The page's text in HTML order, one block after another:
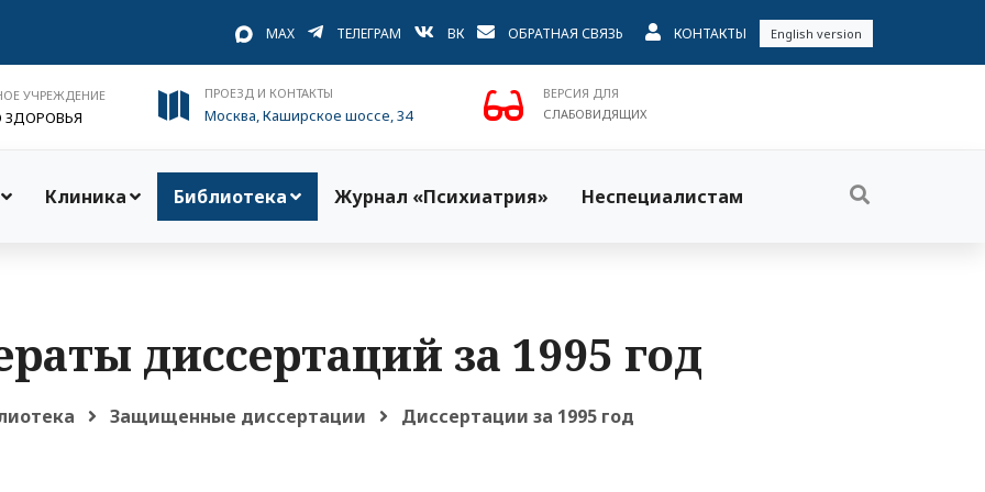
MAX ТЕЛЕГРАМ ВК ОБРАТНАЯ СВЯЗЬ КОНТАКТЫ English version
УЧРЕЖДЕНИЕ
ЗДОРОВЬЯ
ПРОЕЗД И КОНТАКТЫ
Москва, Каширское шоссе, 34
ВЕРСИЯ ДЛЯ
СЛАБОВИДЯЩИХ
Клиника Библиотека Журнал «Психиатрия» Неспециалистам
диссертаций за 1995 год
Защищенные диссертации Диссертации за 1995 год